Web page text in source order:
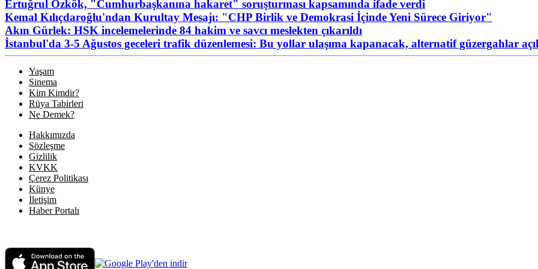
Ertuğrul Özkök, "Cumhurbaşkanına hakaret" soruşturması kapsamında ifade verdi
Kemal Kılıçdaroğlu'ndan Kurultay Mesajı: "CHP Birlik ve Demokrasi İçinde Yeni Sürece Giriyor"
Akın Gürlek: HSK incelemelerinde 84 hakim ve savcı meslekten çıkarıldı
İstanbul'da 3-5 Ağustos geceleri trafik düzenlemesi: Bu yollar ulaşıma kapanacak, alternatif güzergahlar
Yaşam
Sinema
Kim Kimdir?
Rüya Tabirleri
Ne Demek?
Hakkımızda
Sözleşme
Gizlilik
KVKK
Çerez Politikası
Künye
İletişim
Haber Portalı